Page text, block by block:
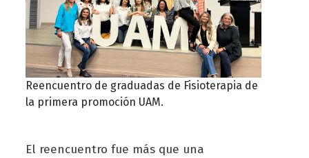
Reencuentro de graduadas de Fisioterapia de
la primera promoción UAM.
El reencuentro fue más que una